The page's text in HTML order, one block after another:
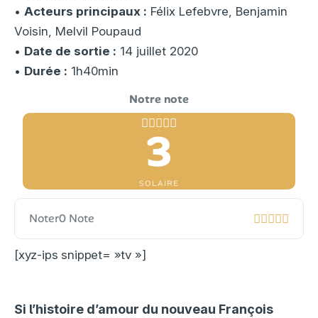
[xyz-ips snippet= »tv »]
Si l’histoire d’amour du nouveau François
Noter0 Note
• Acteurs principaux : Félix Lefebvre, Benjamin
Voisin, Melvil Poupaud
• Date de sortie : 14 juillet 2020
• Durée : 1h40min
3
SOLAIRE